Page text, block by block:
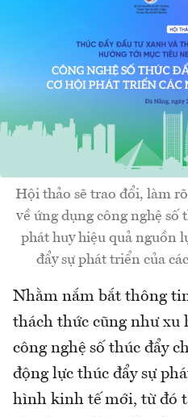
Hội thảo sẽ trao đổi, làm
về ứng dụng công nghệ số
phát huy hiệu quả nguồn
đẩy sự phát triển của
Nhằm nắm bắt thông
thách thức cũng như xu
công nghệ số thúc đẩy
động lực thúc đẩy sự
hình kinh tế mới, từ đó